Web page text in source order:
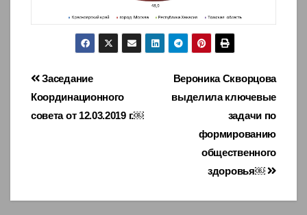
Навигация
по
Вероника Скворцова
выделила ключевые
задачи по
формированию
общественного
здоровья￼
Заседание
Координационного
совета от 12.03.2019 г.￼